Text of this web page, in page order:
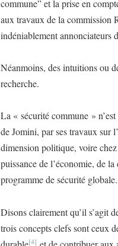
commune” et la prise en
aux travaux de la commission
indéniablement annonciateurs
Néanmoins, des intuitions ou
recherche.
La « sécurité commune »
de Jomini, par ses travaux sur
dimension politique, voire
puissance de l’économie, de
programme de sécurité
Disons clairement qu’il s’agit
trois concepts clefs sont ceux
[4]